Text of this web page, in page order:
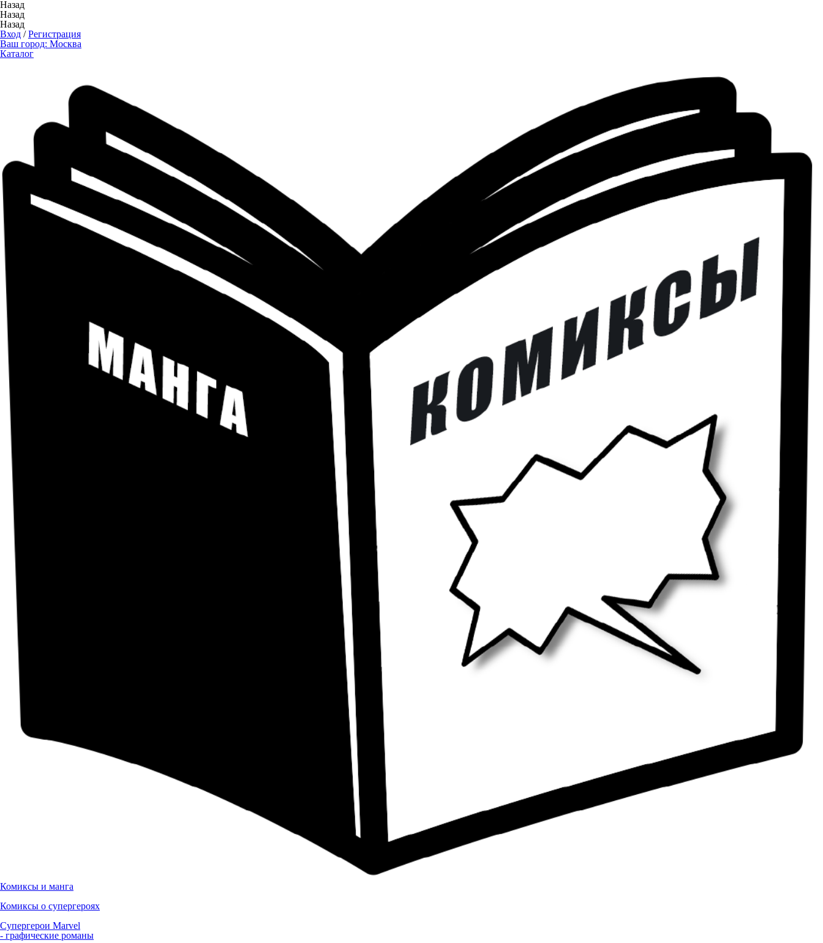
Назад
Назад
Назад
Вход /Регистрация
Ваш город: Москва
Каталог
Комиксы и манга
Комиксы о супергероях
Супергерои Marvel
- графические романы